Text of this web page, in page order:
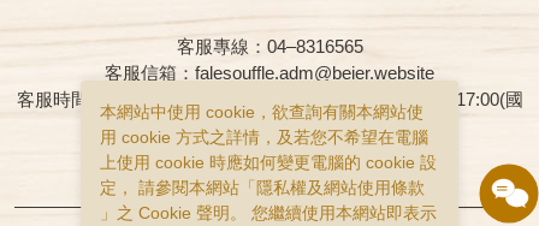
客服專線：04–8316565
客服信箱：falesouffle.adm@beier.website
客服時間：週一至週五早上08:00 – 12:00、下午13:00 – 17:00(國
定假日與國定連續假日皆為休假日)
購物說明 隱私權政策 服務條款
本網站中使用 cookie，欲查詢有關本網站使
用 cookie 方式之詳情，及若您不希望在電腦
上使用 cookie 時應如何變更電腦的 cookie 設
定， 請參閱本網站「 隱私權及網站使用條款
」之 Cookie 聲明。 您繼續使用本網站即表示